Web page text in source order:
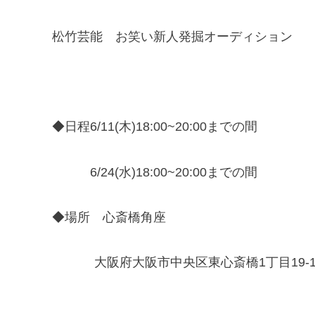
松竹芸能 お笑い新人発掘オーディション
◆日程6/11(木)18:00~20:00までの間
6/24(水)18:00~20:00までの間
◆場所 心斎橋角座
大阪府大阪市中央区東心斎橋1丁目19-